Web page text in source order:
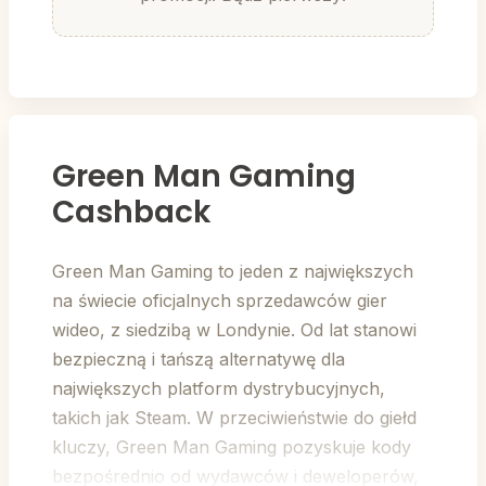
Green Man Gaming
Cashback
Green Man Gaming to jeden z największych
na świecie oficjalnych sprzedawców gier
wideo, z siedzibą w Londynie. Od lat stanowi
bezpieczną i tańszą alternatywę dla
największych platform dystrybucyjnych,
takich jak Steam. W przeciwieństwie do giełd
kluczy, Green Man Gaming pozyskuje kody
bezpośrednio od wydawców i deweloperów,